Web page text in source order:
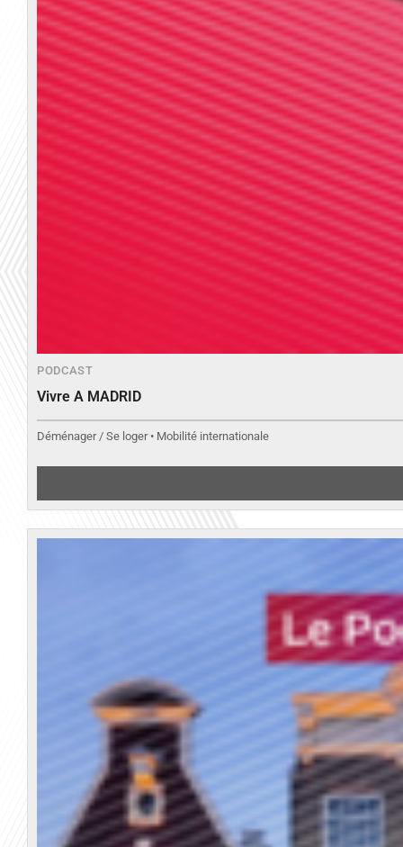
PODCAST
Vivre A MADRID
Déménager / Se loger • Mobilité internationale